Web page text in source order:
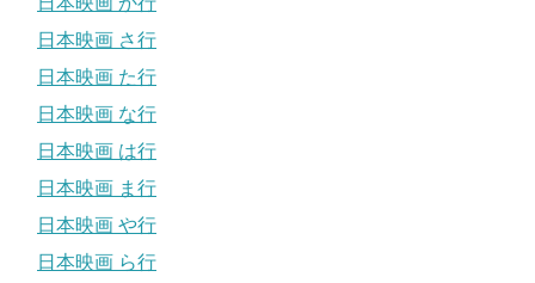
日本映画 さ行
日本映画 た行
日本映画 な行
日本映画 は行
日本映画 ま行
日本映画 や行
日本映画 ら行